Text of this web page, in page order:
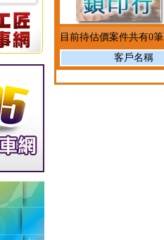
目前待估價案件共有0筆
客戶名稱